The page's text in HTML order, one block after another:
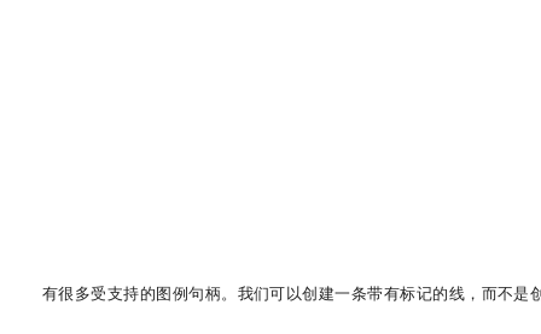
有很多受支持的图例句柄。我们可以创建一条带有标记的线，而不是